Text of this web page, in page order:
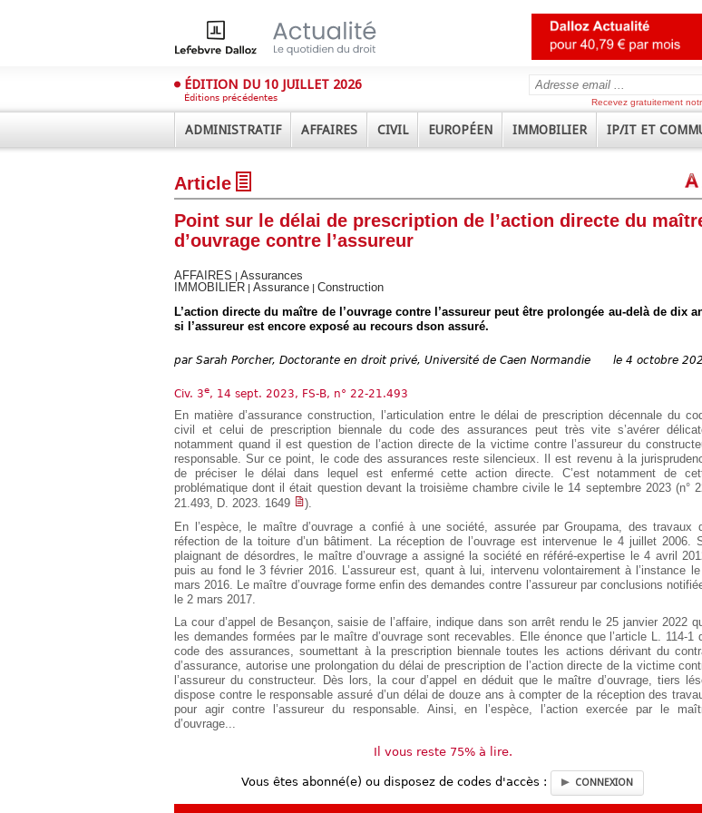
ÉDITION DU 10 JUILLET 2026
Éditions précédentes Recevez gratuitement
ADMINISTRATIF AFFAIRES CIVIL EUROPÉEN IMMOBILIER IP/IT ET
Article
Point sur le délai de prescription de l’action directe du
d’ouvrage contre l’assureur
AFFAIRES
Assurances
IMMOBILIER Assurance Construction
L’action directe du maître de l’ouvrage contre l’assureur peut être prolongée au-delà de dix
si l’assureur est encore exposé au recours dson assuré.
par Sarah Porcher, Doctorante en droit privé, Université de Caen Normandie le 4 octobre
Civ. 3e, 14 sept. 2023, FS-B, n° 22-21.493
En matière d’assurance construction, l’articulation entre le délai de prescription décennale du
civil et celui de prescription biennale du code des assurances peut très vite s’avérer
notamment quand il est question de l’action directe de la victime contre l’assureur du
responsable. Sur ce point, le code des assurances reste silencieux. Il est revenu à la
de préciser le délai dans lequel est enfermé cette action directe. C’est notamment de
problématique dont il était question devant la troisième chambre civile le 14 septembre 2023 (n°
21.493, D. 2023. 1649
).
En l’espèce, le maître d’ouvrage a confié à une société, assurée par Groupama, des travaux
réfection de la toiture d’un bâtiment. La réception de l’ouvrage est intervenue le 4 juillet 2006.
plaignant de désordres, le maître d’ouvrage a assigné la société en référé-expertise le 4 avril
puis au fond le 3 février 2016. L’assureur est, quant à lui, intervenu volontairement à l’instance
mars 2016. Le maître d’ouvrage forme enfin des demandes contre l’assureur par conclusions
le 2 mars 2017.
La cour d’appel de Besançon, saisie de l’affaire, indique dans son arrêt rendu le 25 janvier 2022
les demandes formées par le maître d’ouvrage sont recevables. Elle énonce que l’article L. 114-1
code des assurances, soumettant à la prescription biennale toutes les actions dérivant du
d’assurance, autorise une prolongation du délai de prescription de l’action directe de la victime
l’assureur du constructeur. Dès lors, la cour d’appel en déduit que le maître d’ouvrage, tiers
dispose contre le responsable assuré d’un délai de douze ans à compter de la réception des
pour agir contre l’assureur du responsable. Ainsi, en l’espèce, l’action exercée par le
d’ouvrage...
Il vous reste 75% à lire.
Vous êtes abonné(e) ou disposez de codes d'accès : CONNEXION